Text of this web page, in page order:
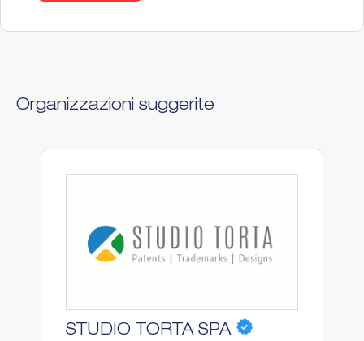
Organizzazioni suggerite
STUDIO TORTA SPA